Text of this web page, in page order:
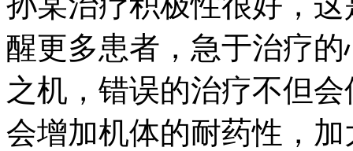
醒更多患者，急于治疗
之机，错误的治疗不但
会增加机体的耐药性，